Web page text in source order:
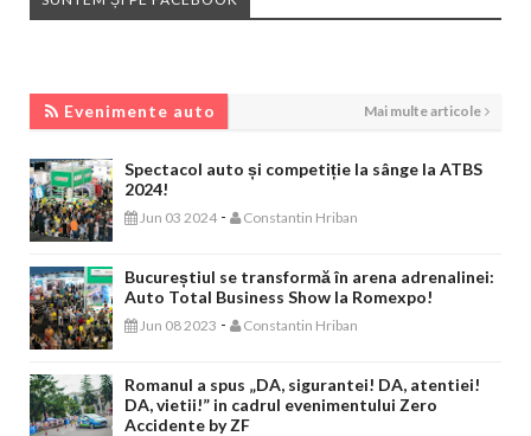
Evenimente auto Mai multe articole
Spectacol auto și competiție la sânge la ATBS
2024!
Jun 03 2024 - Constantin Hriban
Bucureștiul se transformă în arena adrenalinei:
Auto Total Business Show la Romexpo!
Jun 08 2023 - Constantin Hriban
Romanul a spus „DA, sigurantei! DA, atentiei!
DA, vietii!” in cadrul evenimentului Zero
Accidente by ZF